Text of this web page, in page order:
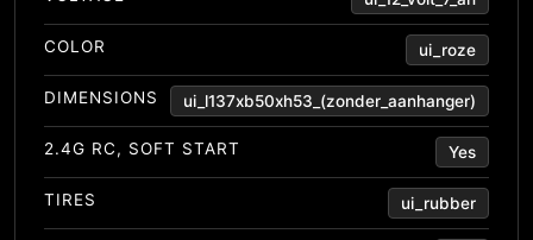
COLOR ui_roze
DIMENSIONS ui_l137xb50xh53_(zonder_aanhanger)
2.4G RC, SOFT START Yes
TIRES ui_rubber